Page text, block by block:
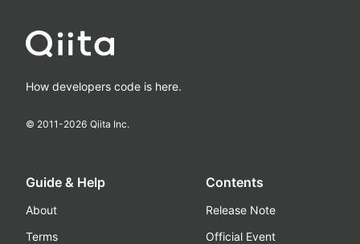
How developers code is here.
© 2011-2026 Qiita Inc.
Guide & Help
About
Terms
Contents
Release Note
Official Event